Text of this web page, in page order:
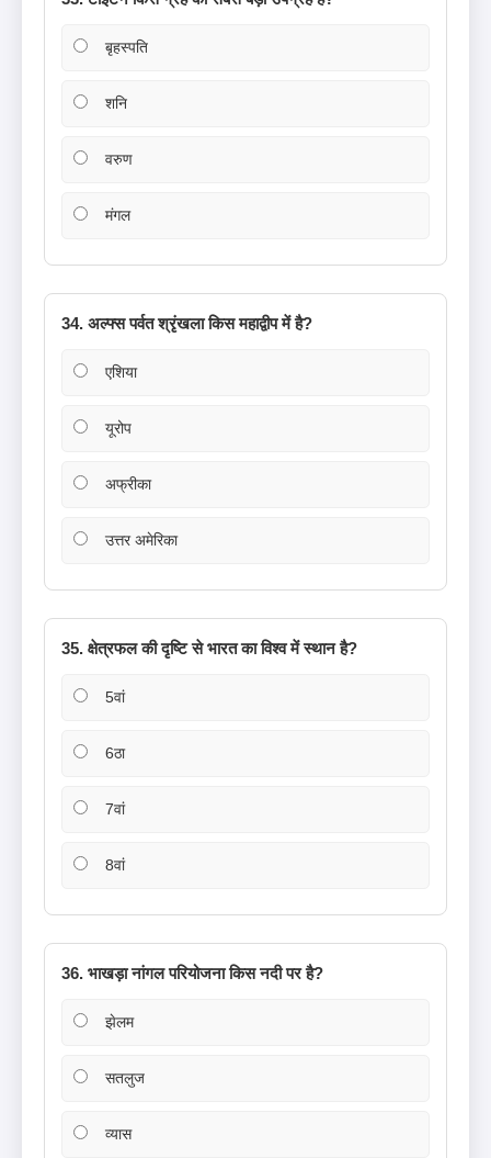
बृहस्पति
शनि
वरुण
मंगल
34. अल्फ्स पर्वत श्रृंखला किस महाद्वीप में है?
एशिया
यूरोप
अफ्रीका
उत्तर अमेरिका
35. क्षेत्रफल की दृष्टि से भारत का विश्व में स्थान है?
5वां
6ठा
7वां
8वां
36. भाखड़ा नांगल परियोजना किस नदी पर है?
झेलम
सतलुज
व्यास